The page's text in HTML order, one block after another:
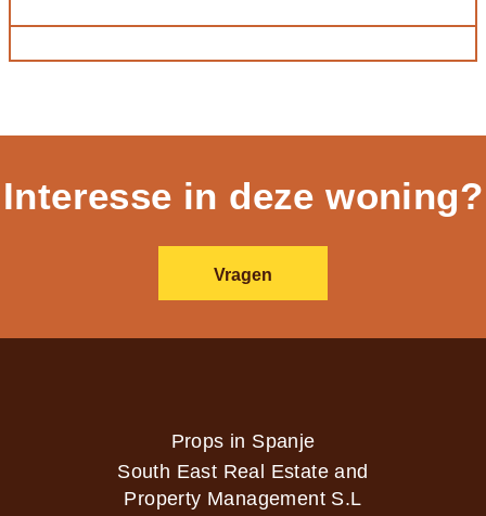
Interesse in deze woning?
Vragen
Props in Spanje
South East Real Estate and
Property Management S.L